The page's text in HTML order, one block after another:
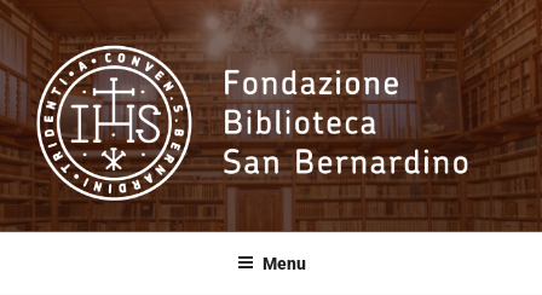
Salta
contenuto
Fondazione
Biblioteca SanMenu